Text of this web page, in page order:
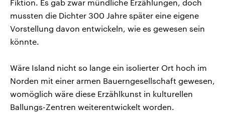
Fiktion. Es gab zwar mündliche Erzählungen, doch
mussten die Dichter 300 Jahre später eine eigene
Vorstellung davon entwickeln, wie es gewesen sein
könnte.
Wäre Island nicht so lange ein isolierter Ort hoch im
Norden mit einer armen Bauerngesellschaft gewesen,
womöglich wäre diese Erzählkunst in kulturellen
Ballungs-Zentren weiterentwickelt worden.